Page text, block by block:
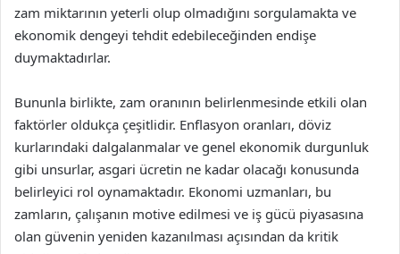
zam miktarının yeterli olup olmadığını sorgulamakta ve
ekonomik dengeyi tehdit edebileceğinden endişe
duymaktadırlar.
Bununla birlikte, zam oranının belirlenmesinde etkili olan
faktörler oldukça çeşitlidir. Enflasyon oranları, döviz
kurlarındaki dalgalanmalar ve genel ekonomik durgunluk
gibi unsurlar, asgari ücretin ne kadar olacağı konusunda
belirleyici rol oynamaktadır. Ekonomi uzmanları, bu
zamların, çalışanın motive edilmesi ve iş gücü piyasasına
olan güvenin yeniden kazanılması açısından da kritik